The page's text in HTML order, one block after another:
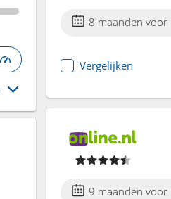
8 maanden voor
Vergelijken
9 maanden voor